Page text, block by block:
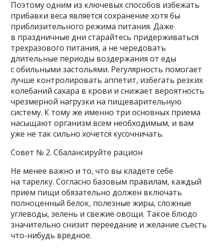
Поэтому одним из ключевых способов избежать
прибавки веса является сохранение хотя бы
приблизительного режима питания. Даже
в праздничные дни старайтесь придерживаться
трехразового питания, а не чередовать
длительные периоды воздержания от еды
с обильными застольями. Регулярность помогает
лучше контролировать аппетит, избегать резких
колебаний сахара в крови и снижает вероятность
чрезмерной нагрузки на пищеварительную
систему. К тому же именно три основных приема
насыщают организм всем необходимым, и вам
уже не так сильно хочется кусочничать.
Совет № 2. Сбалансируйте рацион
Не менее важно и то, что вы кладете себе
на тарелку. Согласно базовым правилам, каждый
прием пищи обязательно должен включать
полноценный белок, полезные жиры, сложные
углеводы, зелень и свежие овощи. Такое блюдо
значительно снизит переедание и желание съесть
что-нибудь вредное.